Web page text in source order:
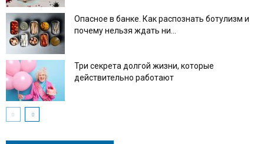
Опасное в банке. Как распознать ботулизм и
почему нельзя ждать ни...
Три секрета долгой жизни, которые
действительно работают